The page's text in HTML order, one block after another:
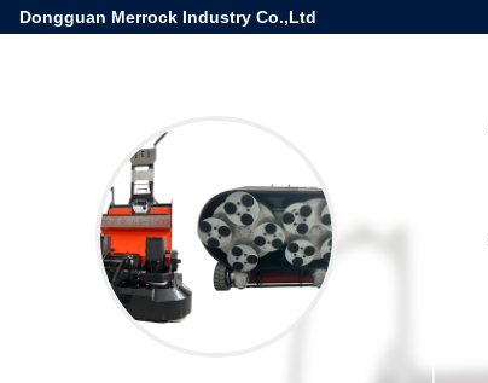
Dongguan Merrock Industry Co.,Ltd